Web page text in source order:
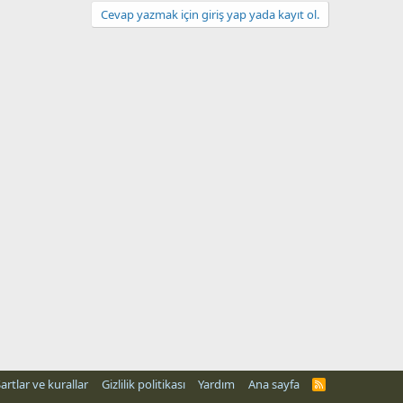
Cevap yazmak için giriş yap yada kayıt ol.
ve kurallar Gizlilik politikası Yardım Ana sayfa
R